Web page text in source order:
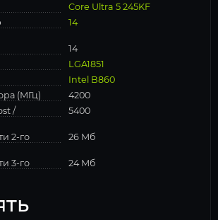
Core Ultra 5 245KF
14
14
LGA1851
Intel B860
(МГц)
4200
/
5400
2-го
26 Мб
3-го
24 Мб